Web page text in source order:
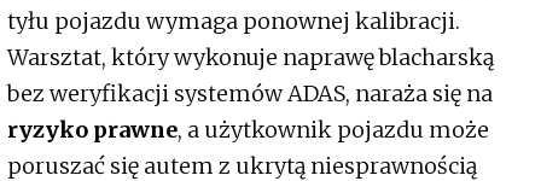
tyłu pojazdu wymaga ponownej kalibracji.
Warsztat, który wykonuje naprawę blacharską
bez weryfikacji systemów ADAS, naraża się na
ryzyko prawne, a użytkownik pojazdu może
poruszać się autem z ukrytą niesprawnością